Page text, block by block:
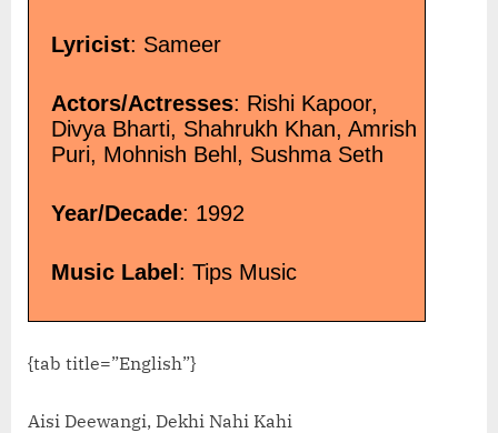
Lyricist: Sameer
Actors/Actresses: Rishi Kapoor,
Divya Bharti, Shahrukh Khan, Amrish
Puri, Mohnish Behl, Sushma Seth
Year/Decade: 1992
Music Label : Tips Music
{tab title=”English”}
Aisi Deewangi, Dekhi Nahi Kahi